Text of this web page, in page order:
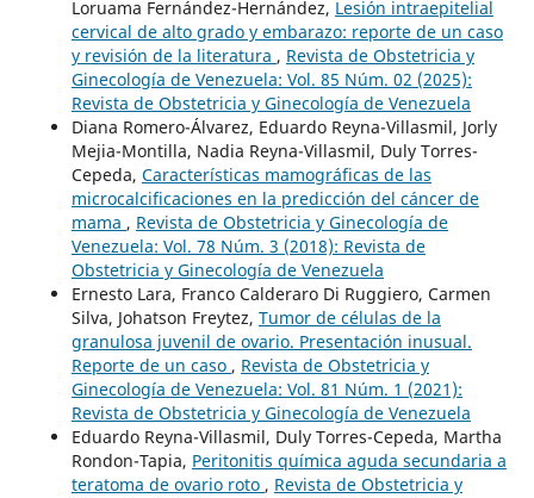
Loruama Fernández-Hernández, Lesión intraepitelial
cervical de alto grado y embarazo: reporte de un caso
y revisión de la literatura , Revista de Obstetricia y
Ginecología de Venezuela: Vol. 85 Núm. 02 (2025):
Revista de Obstetricia y Ginecología de Venezuela
Diana Romero-Álvarez, Eduardo Reyna-Villasmil, Jorly
Mejia-Montilla, Nadia Reyna-Villasmil, Duly Torres-
Cepeda, Características mamográficas de las
microcalcificaciones en la predicción del cáncer de
mama , Revista de Obstetricia y Ginecología de
Venezuela: Vol. 78 Núm. 3 (2018): Revista de
Obstetricia y Ginecología de Venezuela
Ernesto Lara, Franco Calderaro Di Ruggiero, Carmen
Silva, Johatson Freytez, Tumor de células de la
granulosa juvenil de ovario. Presentación inusual.
Reporte de un caso , Revista de Obstetricia y
Ginecología de Venezuela: Vol. 81 Núm. 1 (2021):
Revista de Obstetricia y Ginecología de Venezuela
Eduardo Reyna-Villasmil, Duly Torres-Cepeda, Martha
Rondon-Tapia, Peritonitis química aguda secundaria a
teratoma de ovario roto , Revista de Obstetricia y